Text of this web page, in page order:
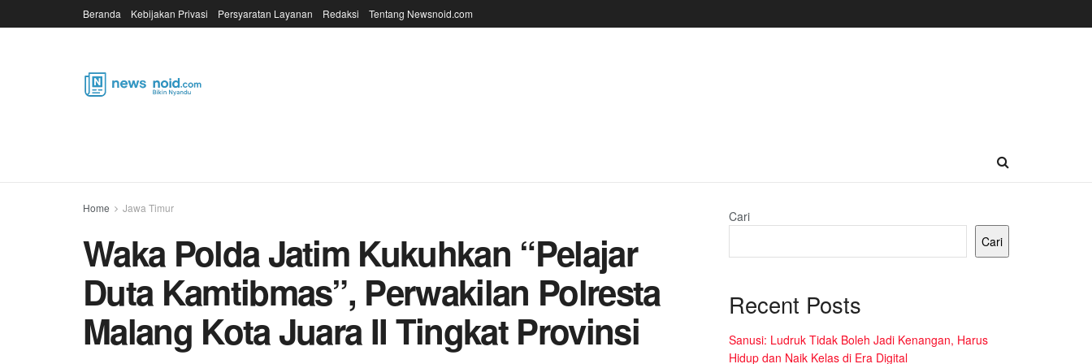
Beranda Kebijakan Privasi Persyaratan Layanan Redaksi Tentang Newsnoid.com
Home Jawa Timur
Waka Polda Jatim Kukuhkan “Pelajar
Duta Kamtibmas”, Perwakilan Polresta
Malang Kota Juara II Tingkat Provinsi
Cari
Cari
Recent Posts
Sanusi: Ludruk Tidak Boleh Jadi Kenangan, Harus
Hidup dan Naik Kelas di Era Digital